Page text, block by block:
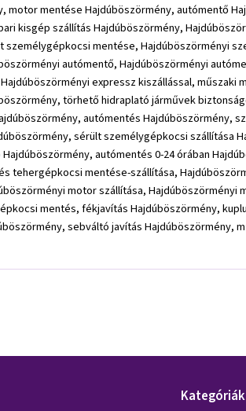
Kategóriák